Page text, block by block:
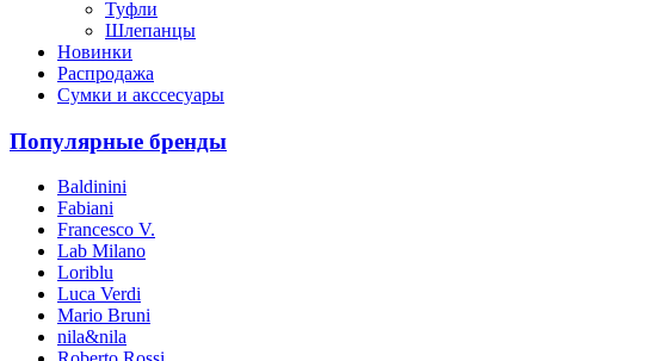
Туфли
Шлепанцы
Новинки
Распродажа
Сумки и акссесуары
Популярные бренды
Baldinini
Fabiani
Francesco V.
Lab Milano
Loriblu
Luca Verdi
Mario Bruni
nila&nila